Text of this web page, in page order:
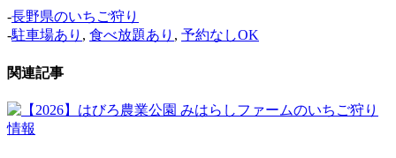
-長野県のいちご狩り
-駐車場あり , 食べ放題あり , 予約なしOK
関連記事